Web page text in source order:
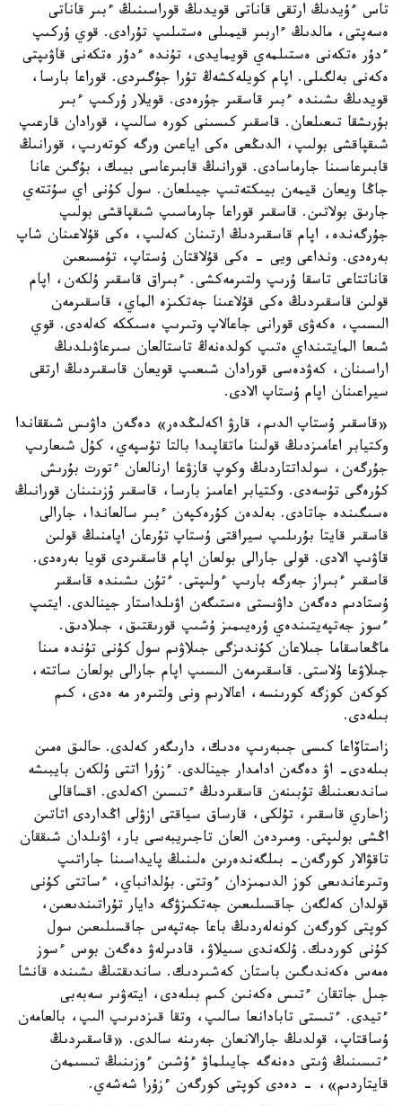
تاس ءۇيدىڭ ارتقى قاناتى قويدىڭ قوراسىنىڭ ءبىر قاناتى
ەسەپتى، مالدىڭ ءاربىر قيمىلى ەستىلىپ تۇرادى. قوي ۇركىپ
ءدۇر ەتكەنى ەستىلمەي قويمايدى، تۇندە ءدۇر ەتكەنى قاۋىپتى
ەكەنى بەلگىلى. اپام كويلەكشەڭ تۇرا جۇگىردى. قوراعا بارسا،
قويدىڭ ىشىندە ءبىر قاسقىر جۇرەدى. قويلار ۇركىپ ءبىر
بۇرىشقا تىعىلعان. قاسقىر كىسىنى كورە سالىپ، قورادان قارعىپ
شىقپاقشى بولىپ، الدىڭعى ەكى اياعىن ورگە كوتەرىپ، قورانىڭ
قابىرعاسىنا جارماسادى. قورانىڭ قابىرعاسى بيىك، بۇگىن عانا
جاڭا ويعان قيمەن بيىكتەتىپ جيىلعان. سول كۇنى اي سۇتتەي
جارىق بولاتىن. قاسقىر قوراعا جارماسىپ شىقپاقشى بولىپ
جۇرگەندە، اپام قاسقىردىڭ ارتىنان كەلىپ، ەكى قۇلاعىنان شاپ
بەرەدى. ونداعى ويى - ەكى قۇلاقتان ۇستاپ، تۇمسىعىن
قاناتتاعى تاسقا ۇرىپ ولتىرمەكشى. ءبىراق قاسقىر ۇلكەن، اپام
قولىن قاسقىردىڭ ەكى قۇلاعىنا جەتكىزە الماي، قاسقىرمەن
الىسىپ، ەكەۋى قورانى جاعالاپ وتىرىپ ەسىككە كەلەدى. قوي
شىعا المايتىنداي ەتىپ كولدەنەڭ تاستالعان سىرعاۋىلدىڭ
اراسىنان، كەۋدەسى قورادان شىعىپ قويعان قاسقىردىڭ ارتقى
سيراعىنان اپام ۇستاپ الادى.
«قاسقىر ۇستاپ الدىم، قارۋ اكەلىڭدەر» دەگەن داۋىس شىققاندا
وكتيابر اعامىزدىڭ قولىنا ماتقاپىدا بالتا تۇسپەي، كۇل شىعارىپ
جۇرگەن، سولداتتاردىڭ وكوپ قازۋعا ارنالعان ءتورت بۇرىش
كۇرەگى تۇسەدى. وكتيابر اعامىز بارسا، قاسقىر ۇزىنىنان قورانىڭ
ەسىگىندە جاتادى. بەلدەن كۇرەكپەن ءبىر سالعاندا، جارالى
قاسقىر قايتا بۇرىلىپ سيراقتى ۇستاپ تۇرعان اپامنىڭ قولىن
قاۋىپ الادى. قولى جارالى بولعان اپام قاسقىردى قويا بەرەدى.
قاسقىر ءبىراز جەرگە بارىپ ءولىپتى. ءتۇن ىشىندە قاسقىر
ۇستادىم دەگەن داۋىستى ەستىگەن اۋىلداستار جينالدى. ايتىپ
ءسوز جەتپەيتىندەي ۇرەيىمىز ۇشىپ قورىقتىق، جىلادىق.
ماڭعاسقاما جىلاعان كۇندىزگى جىلاۋىم سول كۇنى تۇندە مىنا
جىلاۋعا ۇلاستى. قاسقىرمەن الىسىپ اپام جارالى بولعان ساتتە،
كوكەن كوزگە كورىنسە، اعالارىم ونى ولتىرەر مە ەدى، كىم
بىلەدى.
زاستاۆاعا كىسى جىبەرىپ ەدىك، دارىگەر كەلدى. حالىق ەمىن
بىلەدى- اۋ دەگەن ادامدار جينالدى. ءزۇرا اتتى ۇلكەن بايبىشە
ساندىعىنىڭ تۇبىنەن قاسقىردىڭ ءتىسىن اكەلدى. اقساقالى
زاحاري قاسقىر، تۇلكى، قارساق سياقتى ازۋلى اڭداردى اتاتىن
اڭشى بولىپتى. ومىردەن العان تاجىريبەسى بار، اۋىلدان شىققان
تاقۋالار كورگەن- بىلگەندەرىن ەلىنىڭ پايداسىنا جاراتىپ
وتىرعاندىعى كوز الدىمىزدان ءوتتى. بۇلدانباي، ءساتتى كۇنى
قولدان كەلگەن جاقسىلىعىن جەتكىزۋگە دايار تۇراتىندىعىن،
كوپتى كورگەن كونەلەردىڭ باعا جەتپەس جاقسىلىعىن سول
كۇنى كوردىك. ۇلكەندى سىيلاۋ، قادىرلەۋ دەگەن بوس ءسوز
ەمەس ەكەندىگىن باستان كەشىردىك. ساندىقتىڭ ىشىندە قانشا
جىل جاتقان ءتىس ەكەنىن كىم بىلەدى، ايتەۋىر سەبەبى
ءتيدى. ءتىستى تابادانعا سالىپ، وتقا قىزدىرىپ الىپ، بالعامەن
ۇساقتاپ، قولدىڭ جارالانعان جەرىنە سالدى. «قاسقىردىڭ
ءتىسىنىڭ ۋىتى دەنەگە جايىلماۋ ءۇشىن ءوزىنىڭ تىسىمەن
قايتاردىم»، - دەدى كوپتى كورگەن ءزۇرا شەشەي.